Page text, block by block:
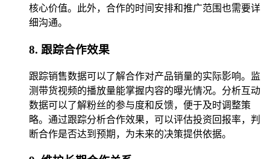
核心价值。此外，合作的时间安排和推广范围也需要详
细沟通。
8. 跟踪合作效果
跟踪销售数据可以了解合作对产品销量的实际影响。监
测带货视频的播放量能掌握内容的曝光情况。分析互动
数据可以了解粉丝的参与度和反馈，便于及时调整策
略。通过跟踪分析合作效果，可以评估投资回报率，判
断合作是否达到预期，为未来的决策提供依据。